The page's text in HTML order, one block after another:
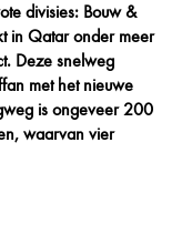
divisies: Bouw &
in Qatar onder meer
Deze snelweg
met het nieuwe
is ongeveer 200
waarvan vier